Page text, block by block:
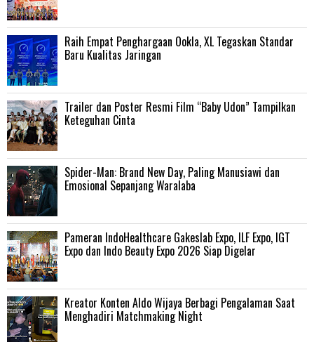
Raih Empat Penghargaan Ookla, XL Tegaskan Standar
Baru Kualitas Jaringan
Trailer dan Poster Resmi Film “Baby Udon” Tampilkan
Keteguhan Cinta
‎Spider-Man: Brand New Day, Paling Manusiawi dan
Emosional Sepanjang Waralaba
Pameran IndoHealthcare Gakeslab Expo, ILF Expo, IGT
Expo dan Indo Beauty Expo 2026 Siap Digelar
Kreator Konten Aldo Wijaya Berbagi Pengalaman Saat
Menghadiri Matchmaking Night